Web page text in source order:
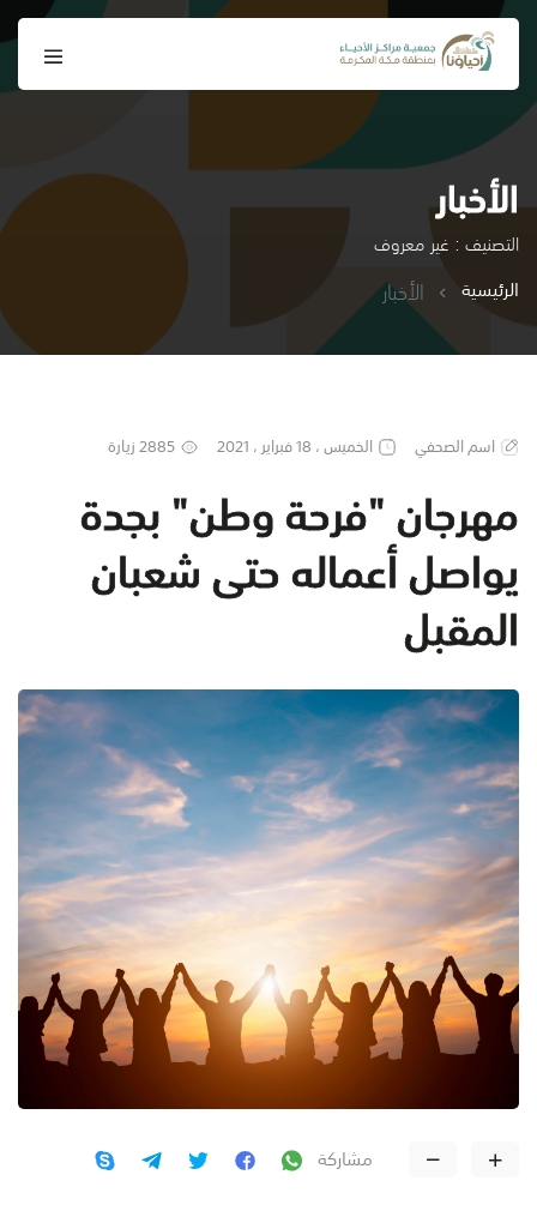
الأخبار
التصنيف : غير معروف
الرئيسية
الأخبار
اسم الصحفي الخميس ، 18 فبراير ، 2021 2885 زيارة
مهرجان "فرحة وطن" بجدة
يواصل أعماله حتى شعبان
المقبل
مشاركة